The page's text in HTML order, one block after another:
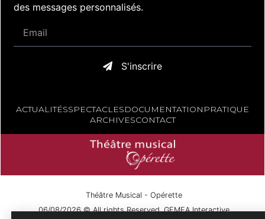
des messages personnalisés.
S'inscrire
ACTUALITÉSSPECTACLESDOCUMENTATION PRATIQUE
ARCHIVESCONTACT
Théâtre Musical - Opérette
06/08/2026 © All rights Reserved. GEMEA Interactive